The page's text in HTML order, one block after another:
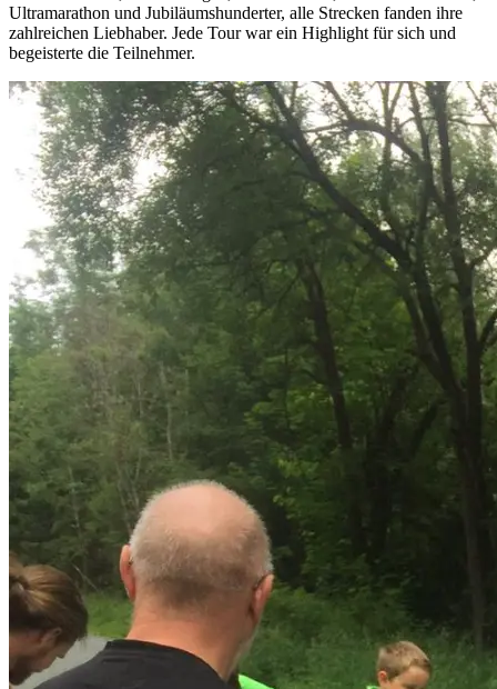
Ultramarathon und Jubiläumshunderter, alle Strecken fanden ihre
zahlreichen Liebhaber. Jede Tour war ein Highlight für sich und
begeisterte die Teilnehmer.